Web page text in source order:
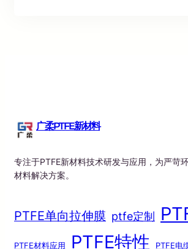
广柔PTFE新材料
专注于PTFE新材料技术研发与应用，为严苛
材料解决方案。
PTFE单向拉伸膜 ptfe定制
PTFE材料应用 PTFE特性 PTFE电